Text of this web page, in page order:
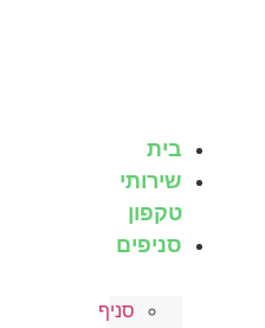
בית
שירותי
טקפון
סניפים
סניף